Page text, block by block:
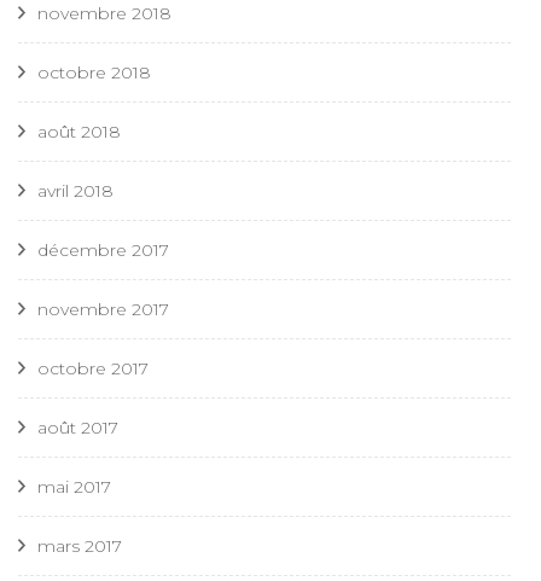
novembre 2018
octobre 2018
août 2018
avril 2018
décembre 2017
novembre 2017
octobre 2017
août 2017
mai 2017
mars 2017